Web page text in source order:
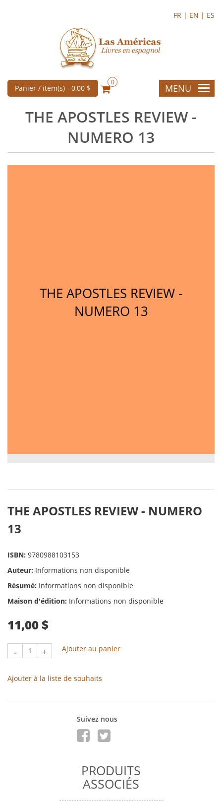
FR | EN | ES
Panier / item(s) - 0,00 $
0
MENU
THE APOSTLES REVIEW -
NUMERO 13
THE APOSTLES REVIEW -
NUMERO 13
THE APOSTLES REVIEW - NUMERO
13
ISBN: 9780988103153
Auteur: Informations non disponible
Résumé: Informations non disponible
Maison d'édition: Informations non disponible
11,00 $
- + Ajouter au panier
Ajouter à la liste de souhaits
Suivez nous
PRODUITS
ASSOCIÉS